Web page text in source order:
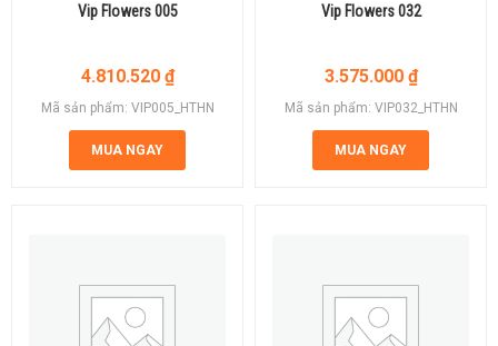
Vip Flowers 005
4.810.520 ₫
Mã sản phẩm: VIP005_HTHN
MUA NGAY
Vip Flowers 032
3.575.000 ₫
Mã sản phẩm: VIP032_HTHN
MUA NGAY